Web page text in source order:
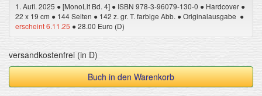
1. Aufl. 2025 ● [MonoLit Bd. 4] ● ISBN 978-3-96079-130-0 ● Hardcover ●
22 x 19 cm ● 144 Seiten ● 142 z. gr. T. farbige Abb. ● Originalausgabe ●
erscheint 6.11.25 ● 28.00 Euro (D)
versandkostenfrei (in D)
Buch in den Warenkorb